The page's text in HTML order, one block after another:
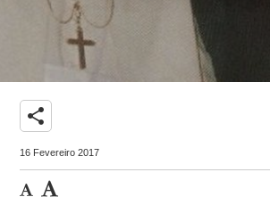
share
16 Fevereiro 2017